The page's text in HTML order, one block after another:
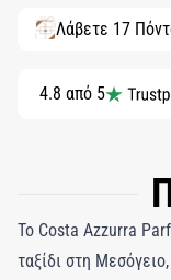
Λάβετε 17
4.8 από 5
Το Costa Azzurra
ταξίδι στη